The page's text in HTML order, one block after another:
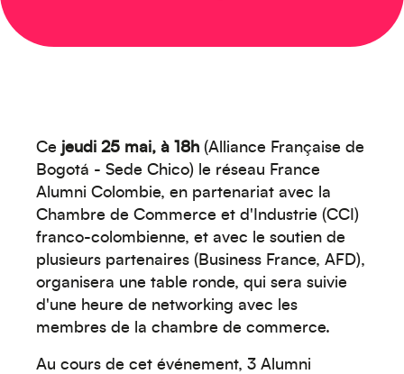
Ce jeudi 25 mai, à 18h (Alliance Française de
Bogotá - Sede Chico) le réseau France
Alumni Colombie, en partenariat avec la
Chambre de Commerce et d'Industrie (CCI)
franco-colombienne, et avec le soutien de
plusieurs partenaires (Business France, AFD),
organisera une table ronde, qui sera suivie
d'une heure de networking avec les
membres de la chambre de commerce.
Au cours de cet événement, 3 Alumni
Océanie
Créez votre événement